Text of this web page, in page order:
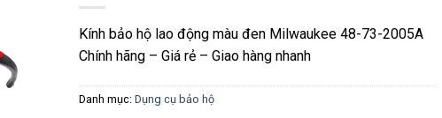
Kính bảo hộ lao động màu đen Milwaukee 48-73-2005A
Chính hãng – Giá rẻ – Giao hàng nhanh
Danh mục: Dụng cụ bảo hộ